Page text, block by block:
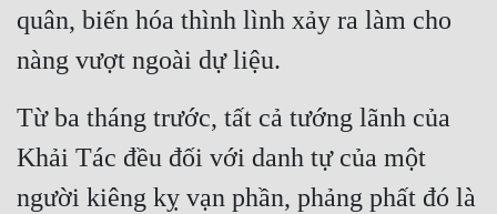
quân, biến hóa thình lình xảy ra làm cho
nàng vượt ngoài dự liệu.
Từ ba tháng trước, tất cả tướng lãnh của
Khải Tác đều đối với danh tự của một
người kiêng kỵ vạn phần, phảng phất đó là